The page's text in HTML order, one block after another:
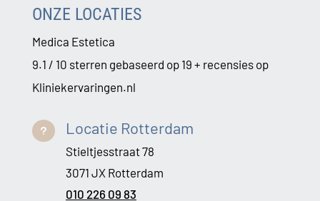
ONZE LOCATIES
Medica Estetica
9.1 / 10 sterren gebaseerd op 19 + recensies op
Kliniekervaringen.nl
u Locatie Rotterdam
Stieltjesstraat 78
3071 JX Rotterdam
010 226 09 83